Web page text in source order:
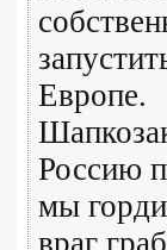
Европе.
Россию
мы
враг